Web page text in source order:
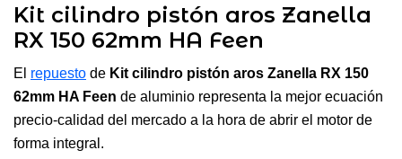
Kit cilindro pistón aros Zanella
RX 150 62mm HA Feen
El repuesto de Kit cilindro pistón aros Zanella RX 150
62mm HA Feen de aluminio representa la mejor ecuación
precio-calidad del mercado a la hora de abrir el motor de
forma integral.